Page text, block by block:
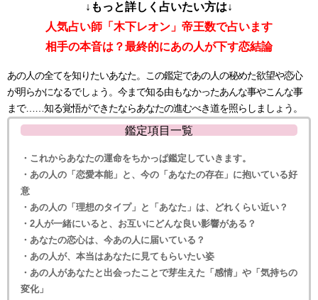
↓もっと詳しく占いたい方は↓
人気占い師「木下レオン」帝王数で占います
相手の本音は？最終的にあの人が下す恋結論
あの人の全てを知りたいあなた。この鑑定であの人の秘めた欲望や恋心
が明らかになるでしょう。今まで知る由もなかったあんな事やこんな事
まで……知る覚悟ができたならあなたの進むべき道を照らしましょう。
鑑定項目一覧
・これからあなたの運命をちかっぱ鑑定していきます。
・あの人の「恋愛本能」と、今の「あなたの存在」に抱いている好
意
・あの人の「理想のタイプ」と「あなた」は、どれくらい近い？
・2人が一緒にいると、お互いにどんな良い影響がある？
・あなたの恋心は、今あの人に届いている？
・あの人が、本当はあなたに見てもらいたい姿
・あの人があなたと出会ったことで芽生えた「感情」や「気持ちの
変化」